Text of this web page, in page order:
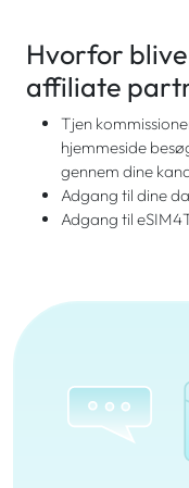
Hvorfor
affiliate
Tjen
hjemmeside
gennem dine
Adgang til dine
Adgang til